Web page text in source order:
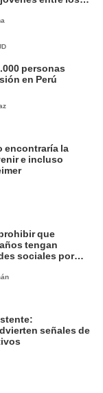
personas
en Perú
encontraría la
e incluso
que
tengan
sociales por
señales de